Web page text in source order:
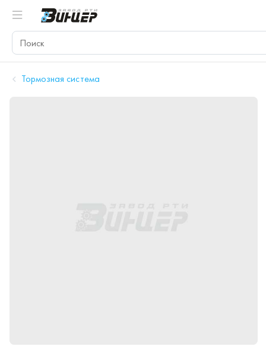
Тормозная система